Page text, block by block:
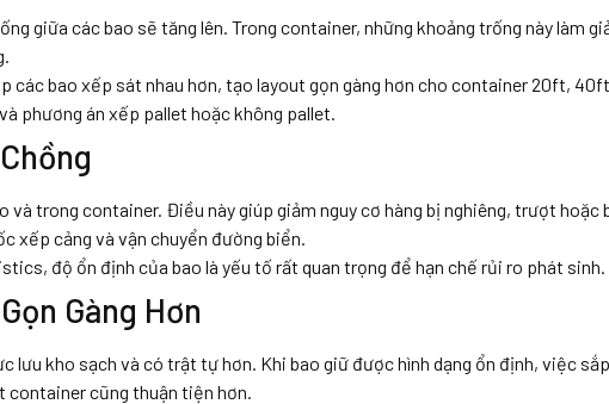
giữa các bao sẽ tăng lên. Trong container, những khoảng trống này làm
các bao xếp sát nhau hơn, tạo layout gọn gàng hơn cho container 20ft, 40ft
phương án xếp pallet hoặc không pallet.
trong container. Điều này giúp giảm nguy cơ hàng bị nghiêng, trượt hoặc
xếp cảng và vận chuyển đường biển.
độ ổn định của bao là yếu tố rất quan trọng để hạn chế rủi ro phát sinh.
Gàng Hơn
lưu kho sạch và có trật tự hơn. Khi bao giữ được hình dạng ổn định, việc sắp
container cũng thuận tiện hơn.